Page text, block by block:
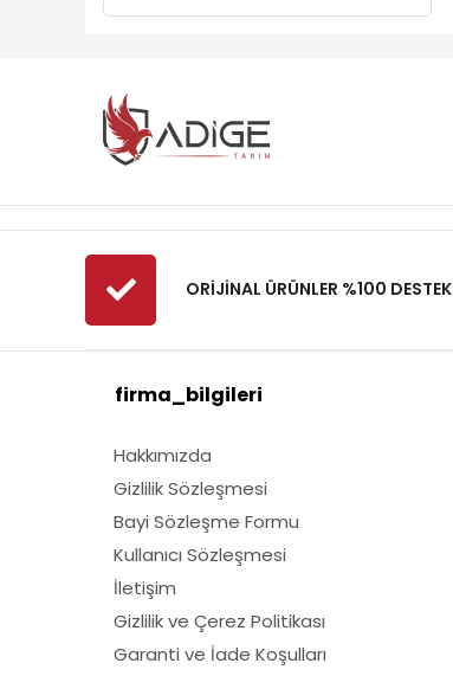
ORİJİNAL ÜRÜNLER %100 DESTEK
firma_bilgileri
Hakkımızda
Gizlilik Sözleşmesi
Bayi Sözleşme Formu
Kullanıcı Sözleşmesi
İletişim
Gizlilik ve Çerez Politikası
Garanti ve İade Koşulları